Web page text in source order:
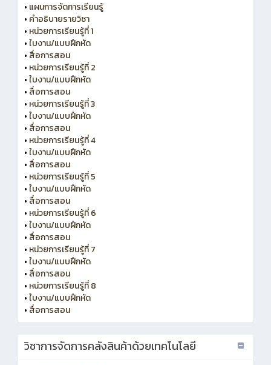
• แผนการจัดการเรียนรู้
• คำอธิบายรายวิชา
• หน่วยการเรียนรู้ที่ 1
•ใบงาน/แบบฝึกหัด
• สื่อการสอน
• หน่วยการเรียนรู้ที่ 2
•ใบงาน/แบบฝึกหัด
• สื่อการสอน
• หน่วยการเรียนรู้ที่ 3
•ใบงาน/แบบฝึกหัด
• สื่อการสอน
• หน่วยการเรียนรู้ที่ 4
•ใบงาน/แบบฝึกหัด
• สื่อการสอน
• หน่วยการเรียนรู้ที่ 5
•ใบงาน/แบบฝึกหัด
• สื่อการสอน
• หน่วยการเรียนรู้ที่ 6
•ใบงาน/แบบฝึกหัด
• สื่อการสอน
• หน่วยการเรียนรู้ที่ 7
•ใบงาน/แบบฝึกหัด
• สื่อการสอน
• หน่วยการเรียนรู้ที่ 8
•ใบงาน/แบบฝึกหัด
• สื่อการสอน
วิชาการจัดการคลังสินค้าด้วยเทคโนโลยี